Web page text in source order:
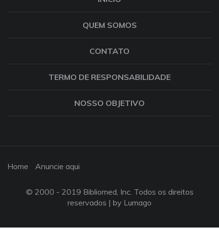
QUEM SOMOS
CONTATO
TERMO DE RESPONSABILIDADE
NOSSO OBJETIVO
Home Anuncie aqui
© 2000 - 2019 Bibliomed, Inc. Todos os direitos
reservados | by Lumago